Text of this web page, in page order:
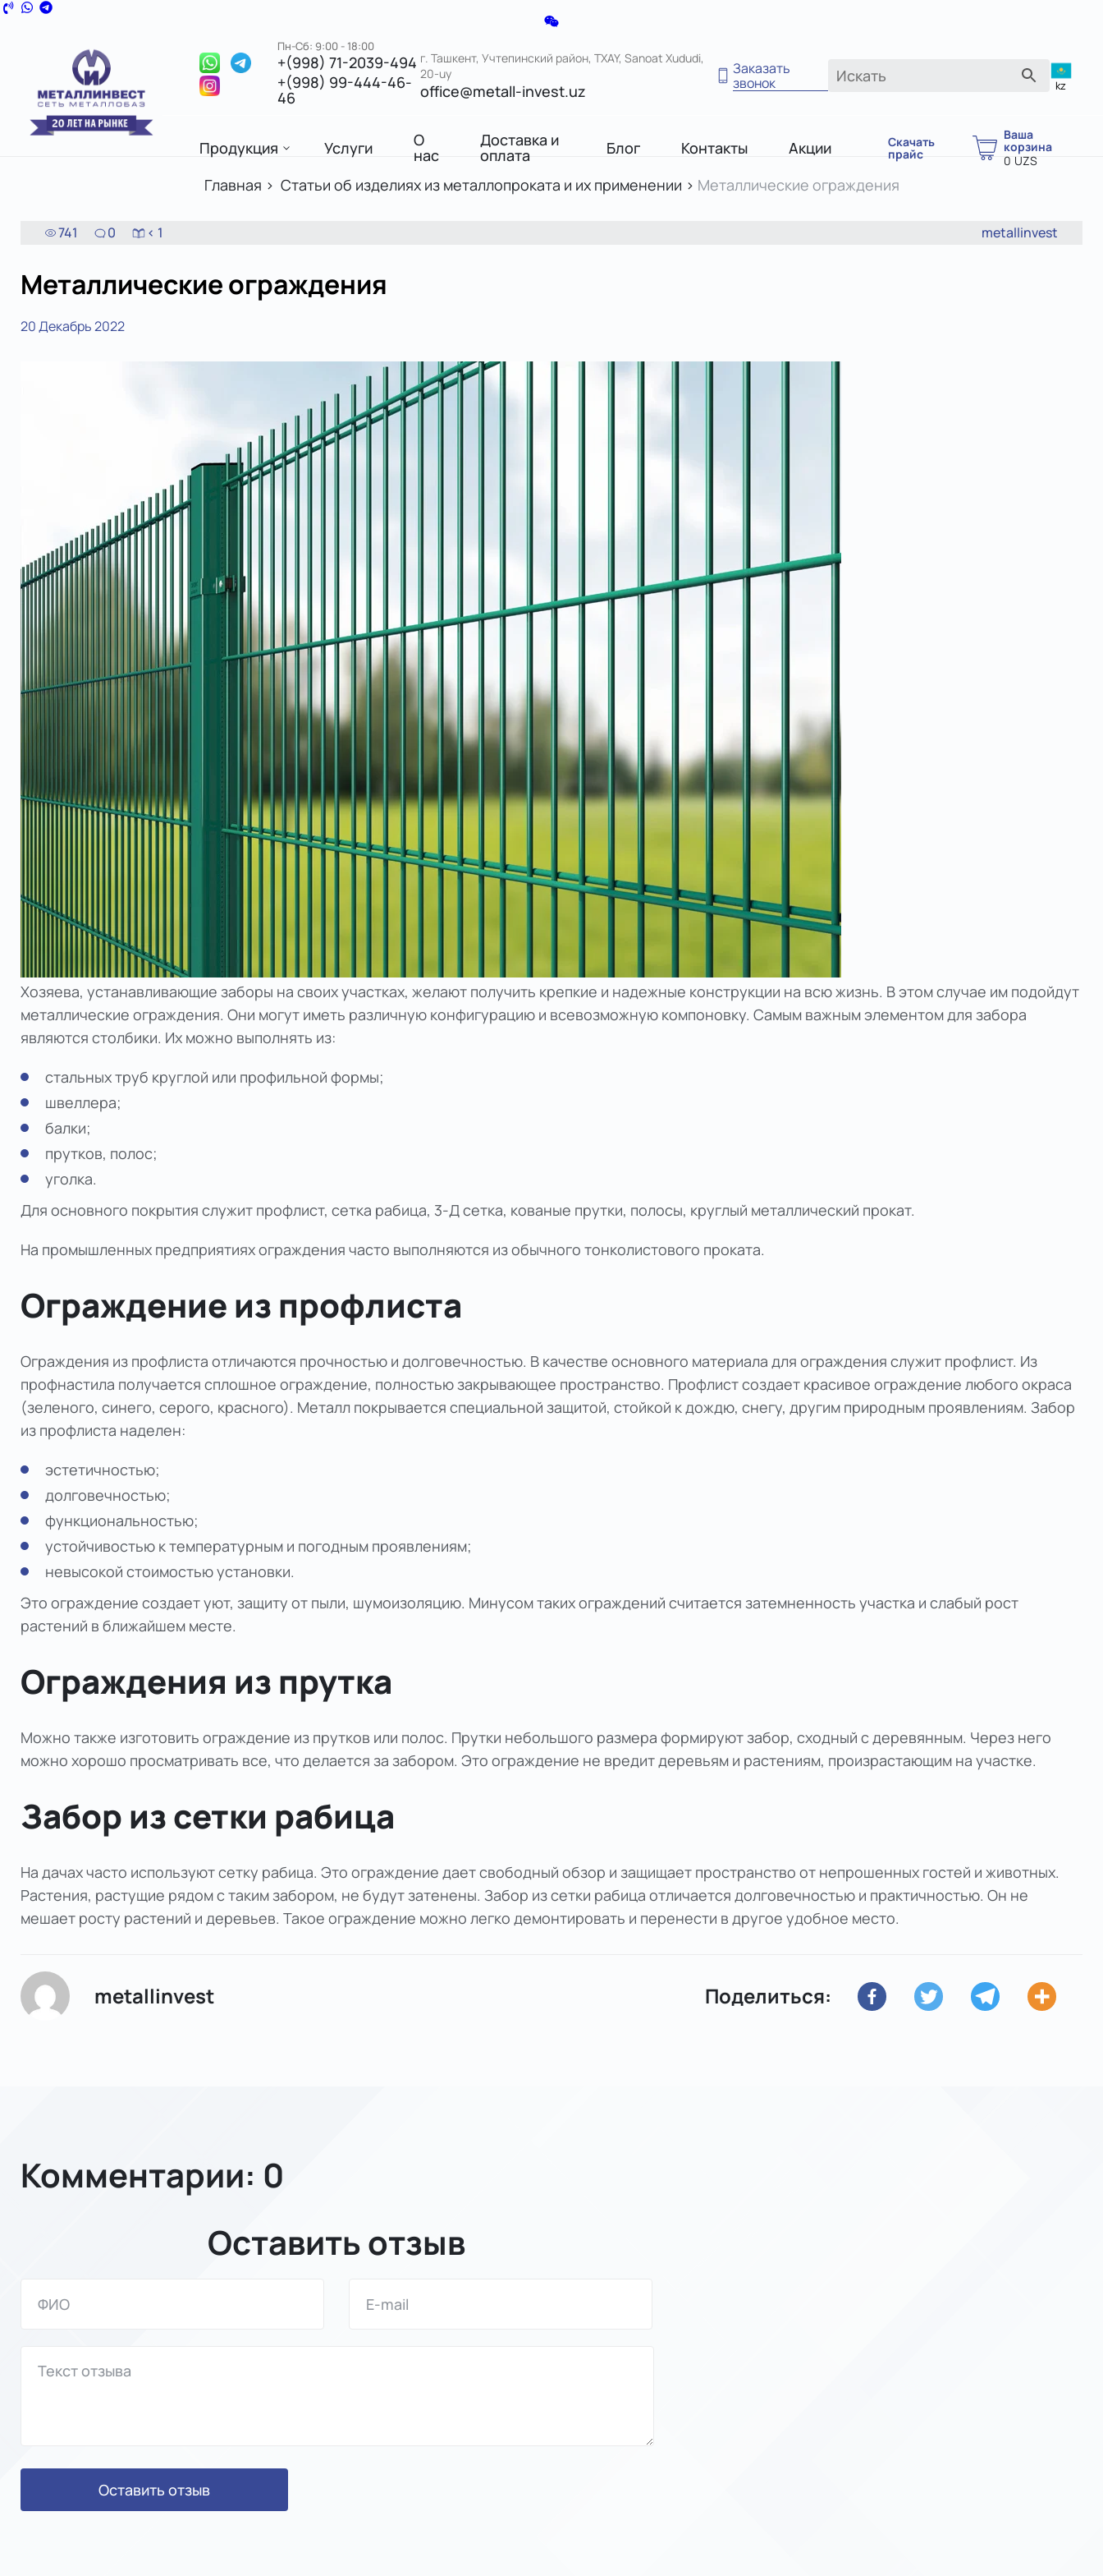
Пн-Сб: 9:00 - 18:00
+(998) 71-2039-494
+(998) 99-444-46-
46
г. Ташкент, Учтепинский район, TXAY, Sanoat Xududi,
20-uy
office@metall-invest.uz
Заказать
звонок
kz
Продукция Услуги О
нас
Доставка и
оплата Блог Контакты Акции Скачать
прайс
Ваша
корзина
0 UZS
Главная > Статьи об изделиях из металлопроката и их применении > Металлические ограждения
741 0 < 1 metallinvest
Металлические ограждения
20 Декабрь 2022
Хозяева, устанавливающие заборы на своих участках, желают получить крепкие и надежные конструкции на всю жизнь. В этом случае им подойдут
металлические ограждения. Они могут иметь различную конфигурацию и всевозможную компоновку. Самым важным элементом для забора
являются столбики. Их можно выполнять из:
стальных труб круглой или профильной формы;
швеллера;
балки;
прутков, полос;
уголка.
Для основного покрытия служит профлист, сетка рабица, 3-Д сетка, кованые прутки, полосы, круглый металлический прокат.
На промышленных предприятиях ограждения часто выполняются из обычного тонколистового проката.
Ограждение из профлиста
Ограждения из профлиста отличаются прочностью и долговечностью. В качестве основного материала для ограждения служит профлист. Из
профнастила получается сплошное ограждение, полностью закрывающее пространство. Профлист создает красивое ограждение любого окраса
(зеленого, синего, серого, красного). Металл покрывается специальной защитой, стойкой к дождю, снегу, другим природным проявлениям. Забор
из профлиста наделен:
эстетичностью;
долговечностью;
функциональностью;
устойчивостью к температурным и погодным проявлениям;
невысокой стоимостью установки.
Это ограждение создает уют, защиту от пыли, шумоизоляцию. Минусом таких ограждений считается затемненность участка и слабый рост
растений в ближайшем месте.
Ограждения из прутка
Можно также изготовить ограждение из прутков или полос. Прутки небольшого размера формируют забор, сходный с деревянным. Через него
можно хорошо просматривать все, что делается за забором. Это ограждение не вредит деревьям и растениям, произрастающим на участке.
Забор из сетки рабица
На дачах часто используют сетку рабица. Это ограждение дает свободный обзор и защищает пространство от непрошенных гостей и животных.
Растения, растущие рядом с таким забором, не будут затенены. Забор из сетки рабица отличается долговечностью и практичностью. Он не
мешает росту растений и деревьев. Такое ограждение можно легко демонтировать и перенести в другое удобное место.
metallinvest Поделиться:
Комментарии: 0
Оставить отзыв
Оставить отзыв